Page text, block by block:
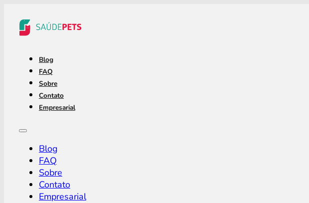
Blog
FAQ
Sobre
Contato
Empresarial
Blog
FAQ
Sobre
Contato
Empresarial